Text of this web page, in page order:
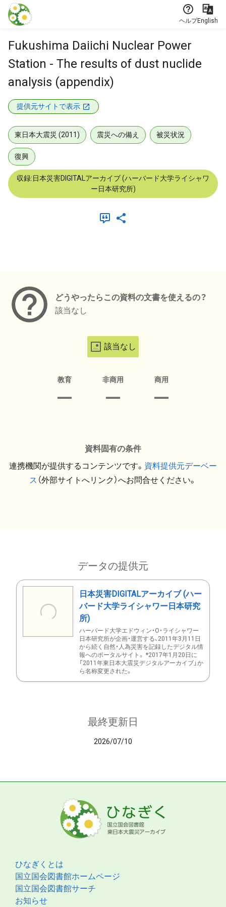
本文に飛ぶ
ヘルプEnglish
Fukushima Daiichi Nuclear Power
Station - The results of dust nuclide
analysis (appendix)
提供元サイトで表示
東日本大震災 (2011) 震災への備え 被災状況
復興
収録:日本災害DIGITALアーカイブ (ハーバード大学ライシャワ
ー日本研究所)
どうやったらこの資料の文書を使えるの？
該当なし
該当なし
教育 非商用 商用
資料固有の条件
連携機関が提供するコンテンツです。 資料提供元デーベー
ス （外部サイトへリンク）へお問合せください。
データの提供元
日本災害DIGITALアーカイブ (ハー
バード大学ライシャワー日本研究
所)
ハーバード大学エドウィン・O・ライシャワー
日本研究所が企画・運営する、2011年3月11日
から続く自然・人為災害を記録したデジタル情
報へのポータルサイト。 *2017年1月20日に
「2011年東日本大震災デジタルアーカイブ」か
ら名称変更された。
最終更新日
2026/07/10
ひなぎくとは
国立国会図書館ホームページ
国立国会図書館サーチ
お知らせ